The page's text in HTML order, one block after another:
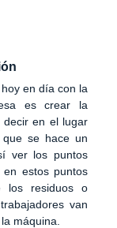
en día con la
es crear la
en el lugar
se hace un
ver los puntos
estos puntos
los residuos o
van
máquina.